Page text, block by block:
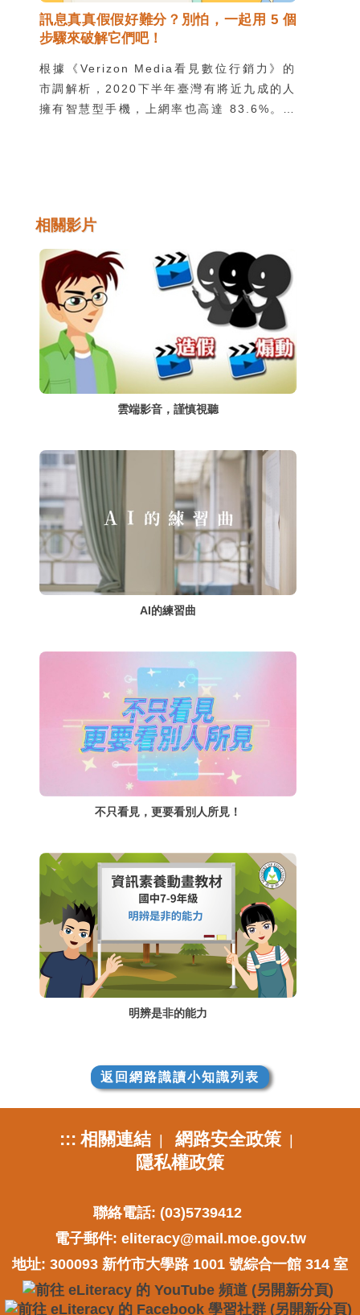
訊息真真假假好難分？別怕，一起用 5 個
步驟來破解它們吧！
根據《Verizon Media看見數位行銷力》的
市調解析，2020下半年臺灣有將近九成的人
擁有智慧型手機，上網率也高達 83.6%。每
相關影片
雲端影音，謹慎視聽
AI的練習曲
不只看見，更要看別人所見！
明辨是非的能力
返回網路識讀小知識列表
::: 相關連結| 網路安全政策|
隱私權政策
聯絡電話: (03)5739412
電子郵件: eliteracy@mail.moe.gov.tw
地址: 300093 新竹市大學路 1001 號綜合一館 314 室